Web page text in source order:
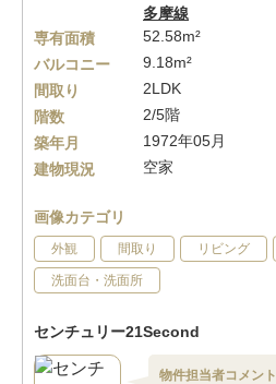
多摩線
専有面積
52.58m²
バルコニー
9.18m²
間取り
2LDK
階数
2/5階
築年月
1972年05月
建物現況
空家
画像カテゴリ
外観 間取り リビング
洗面台・洗面所
センチュリー21Second
物件担当者コメント